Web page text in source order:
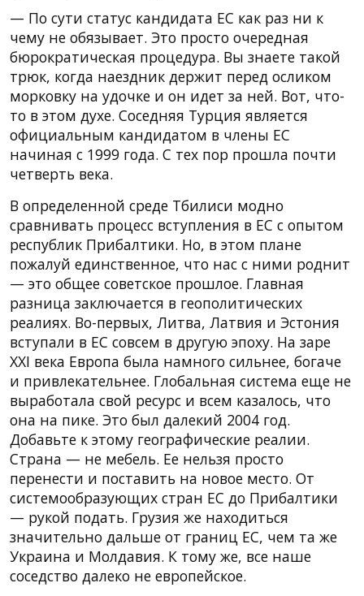
— По сути статус кандидата ЕС как раз ни к
чему не обязывает. Это просто очередная
бюрократическая процедура. Вы знаете такой
трюк, когда наездник держит перед осликом
морковку на удочке и он идет за ней. Вот, что-
то в этом духе. Соседняя Турция является
официальным кандидатом в члены ЕС
начиная с 1999 года. С тех пор прошла почти
четверть века.
В определенной среде Тбилиси модно
сравнивать процесс вступления в ЕС с опытом
республик Прибалтики. Но, в этом плане
пожалуй единственное, что нас с ними роднит
— это общее советское прошлое. Главная
разница заключается в геополитических
реалиях. Во-первых, Литва, Латвия и Эстония
вступали в ЕС совсем в другую эпоху. На заре
XXI века Европа была намного сильнее, богаче
и привлекательнее. Глобальная система еще не
выработала свой ресурс и всем казалось, что
она на пике. Это был далекий 2004 год.
Добавьте к этому географические реалии.
Страна — не мебель. Ее нельзя просто
перенести и поставить на новое место. От
системообразующих стран ЕС до Прибалтики
— рукой подать. Грузия же находиться
значительно дальше от границ ЕС, чем та же
Украина и Молдавия. К тому же, все наше
соседство далеко не европейское.